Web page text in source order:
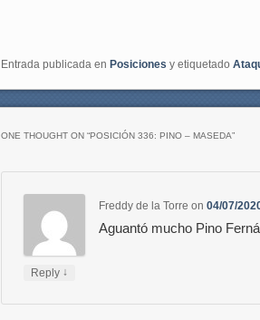
Entrada publicada en Posiciones y etiquetado
ONE THOUGHT ON “POSICIÓN 336: PINO – MASEDA”
Freddy de la Torre on04/07/
Aguantó mucho Pino
Reply ↓